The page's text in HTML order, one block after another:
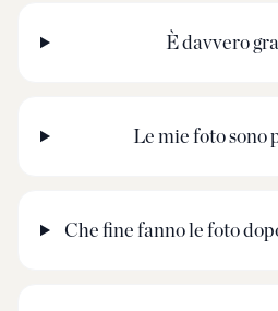
È davvero
Le mie foto sono
Che fine fanno le foto